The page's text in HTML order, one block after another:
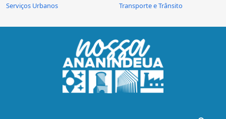
Serviços Urbanos Transporte e Trânsito